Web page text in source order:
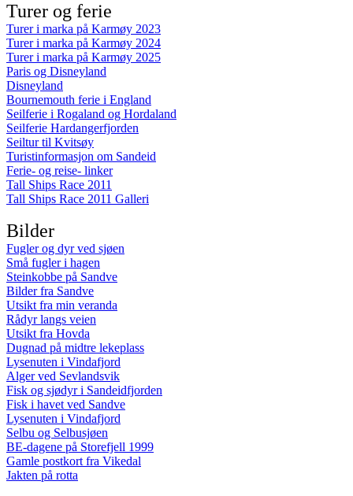
Turer og ferie
Turer i marka på Karmøy 2023
Turer i marka på Karmøy 2024
Turer i marka på Karmøy 2025
Paris og Disneyland
Disneyland
Bournemouth ferie i England
Seilferie i Rogaland og Hordaland
Seilferie Hardangerfjorden
Seiltur til Kvitsøy
Turistinformasjon om Sandeid
Ferie- og reise- linker
Tall Ships Race 2011
Tall Ships Race 2011 Galleri
Bilder
Fugler og dyr ved sjøen
Små fugler i hagen
Steinkobbe på Sandve
Bilder fra Sandve
Utsikt fra min veranda
Rådyr langs veien
Utsikt fra Hovda
Dugnad på midtre lekeplass
Lysenuten i Vindafjord
Alger ved Sevlandsvik
Fisk og sjødyr i Sandeidfjorden
Fisk i havet ved Sandve
Lysenuten i Vindafjord
Selbu og Selbusjøen
BE-dagene på Storefjell 1999
Gamle postkort fra Vikedal
Jakten på rotta